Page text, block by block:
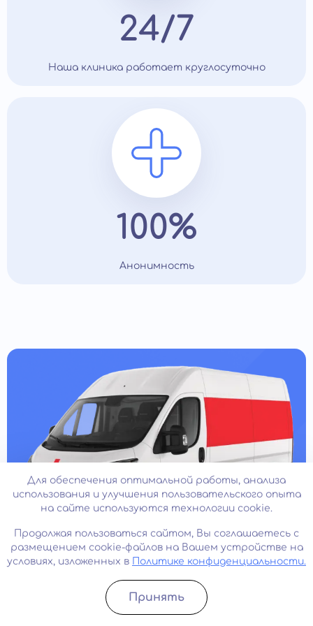
24/7
Наша клиника работает круглосуточно
100%
Анонимность
Бесплатная транспортировка
до клиники
Записатьcя
Для обеспечения оптимальной работы, анализа
использования и улучшения пользовательского опыта
на сайте используются технологии cookie.
Продолжая пользоваться сайтом, Вы соглашаетесь с
размещением cookie-файлов на Вашем устройстве на
условиях, изложенных в
Политике конфиденциальности.
Принять